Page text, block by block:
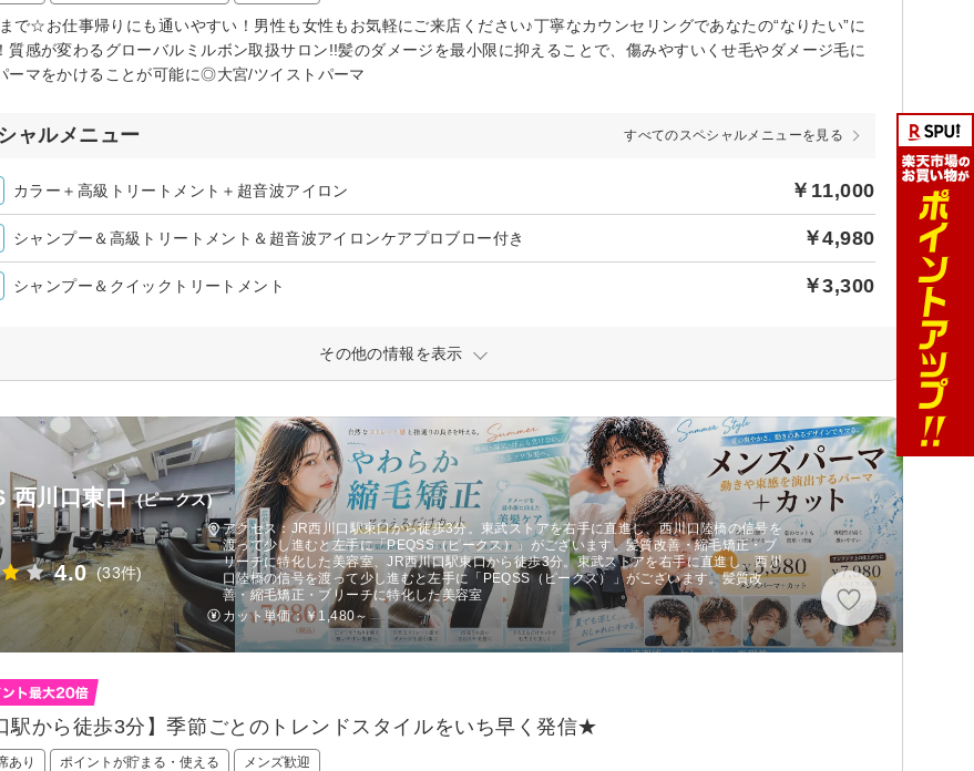
で☆お仕事帰りにも通いやすい！男性も女性もお気軽にご来店ください♪丁寧なカウンセリングであなたの“なりたい”に
質感が変わるグローバルミルボン取扱サロン!!髪のダメージを最小限に抑えることで、傷みやすいくせ毛やダメージ毛に
ーマをかけることが可能に◎大宮/ツイストパーマ
ャルメニュー すべてのスペシャルメニューを見る
カラー＋高級トリートメント＋超音波アイロン ￥11,000
シャンプー＆高級トリートメント＆超音波アイロンケアプロブロー付き ￥4,980
シャンプー＆クイックトリートメント ￥3,300
その他の情報を表示
西川口東口 (ピークス)
4.0 (33件)
アクセス：JR西川口駅東口から徒歩3分。東武ストアを右手に直進し、西川口陸橋の信号を
渡って少し進むと左手に「PEQSS（ピークス）」がございます。髪質改善・縮毛矯正・ブ
リーチに特化した美容室、JR西川口駅東口から徒歩3分。東武ストアを右手に直進し、西川
口陸橋の信号を渡って少し進むと左手に「PEQSS（ピークス）」がございます。髪質改
善・縮毛矯正・ブリーチに特化した美容室
カット単価：￥1,480～
駅から徒歩3分】季節ごとのトレンドスタイルをいち早く発信★
あり ポイントが貯まる・使える メンズ歓迎